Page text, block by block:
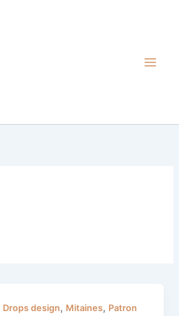
Drops design, Mitaines, Patron